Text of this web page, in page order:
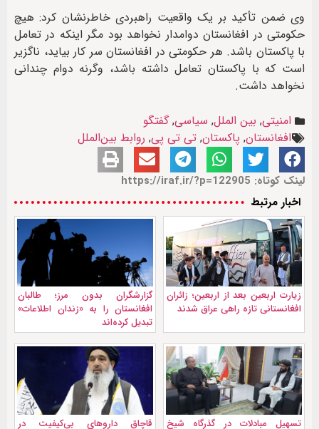
وی ضمن تأکید بر یک واقعیت راهبردی خاطرنشان کرد: هیچ
حکومتی در افغانستان دوامدار نخواهد بود مگر اینکه در تعامل
با پاکستان باشد. هر حکومتی در افغانستان سر کار بیاید، ناگزیر
است که با پاکستان تعامل داشته باشد، وگرنه دوام چندانی
نخواهد داشت.
امنیتی, بین الملل, سیاسی,گفتگو
افغانستان, پاکستان, تی تی پی, روابط بین‌الملل
لینک کوتاه: https://iraf.ir/?p=122905
اخبار مرتبط
زیارت اربعین بعد از اربعین؛ زائران
افغانستانی تازه راهی عراق شدند
گزارشگران بدون مرز؛ طالبان
افغانستان را به «زندان اطلاعات»
تبدیل کرده‌اند
تسهیل مبادلات در گذرگاه شیخ قاچاق داروهای بی‌کیفیت در